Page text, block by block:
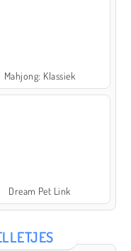
Mahjong: Klassiek
Dream Pet Link